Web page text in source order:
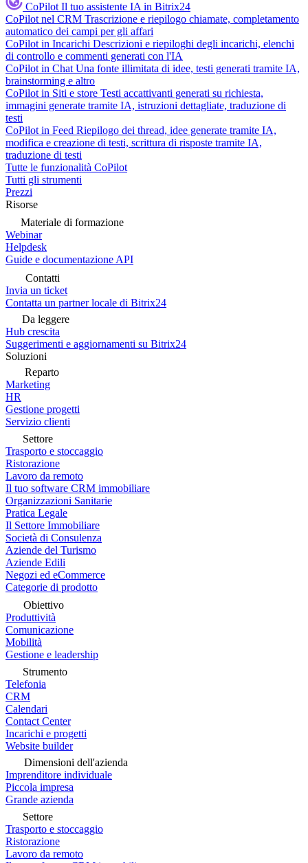
CoPilot Il tuo assistente IA in Bitrix24
CoPilot nel CRM Trascrizione e riepilogo chiamate, completamento
automatico dei campi per gli affari
CoPilot in Incarichi Descrizioni e riepiloghi degli incarichi, elenchi
di controllo e commenti generati con l'IA
CoPilot in Chat Una fonte illimitata di idee, testi generati tramite IA,
brainstorming e altro
CoPilot in Siti e store Testi accattivanti generati su richiesta,
immagini generate tramite IA, istruzioni dettagliate, traduzione di
testi
CoPilot in Feed Riepilogo dei thread, idee generate tramite IA,
modifica e creazione di testi, scrittura di risposte tramite IA,
traduzione di testi
Tutte le funzionalità CoPilot
Tutti gli strumenti
Prezzi
Risorse
Materiale di formazione
Webinar
Helpdesk
Guide e documentazione API
Contatti
Invia un ticket
Contatta un partner locale di Bitrix24
Da leggere
Hub crescita
Suggerimenti e aggiornamenti su Bitrix24
Soluzioni
Reparto
Marketing
HR
Gestione progetti
Servizio clienti
Settore
Trasporto e stoccaggio
Ristorazione
Lavoro da remoto
Il tuo software CRM immobiliare
Organizzazioni Sanitarie
Pratica Legale
Il Settore Immobiliare
Società di Consulenza
Aziende del Turismo
Aziende Edili
Negozi ed eCommerce
Categorie di prodotto
Obiettivo
Produttività
Comunicazione
Mobilità
Gestione e leadership
Strumento
Telefonia
CRM
Calendari
Contact Center
Incarichi e progetti
Website builder
Dimensioni dell'azienda
Imprenditore individuale
Piccola impresa
Grande azienda
Settore
Trasporto e stoccaggio
Ristorazione
Lavoro da remoto